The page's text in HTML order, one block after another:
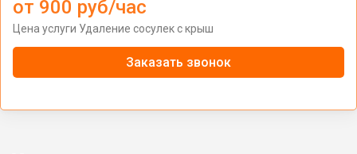
от 900 руб/час
Цена услуги Удаление сосулек с крыш
Заказать звонок